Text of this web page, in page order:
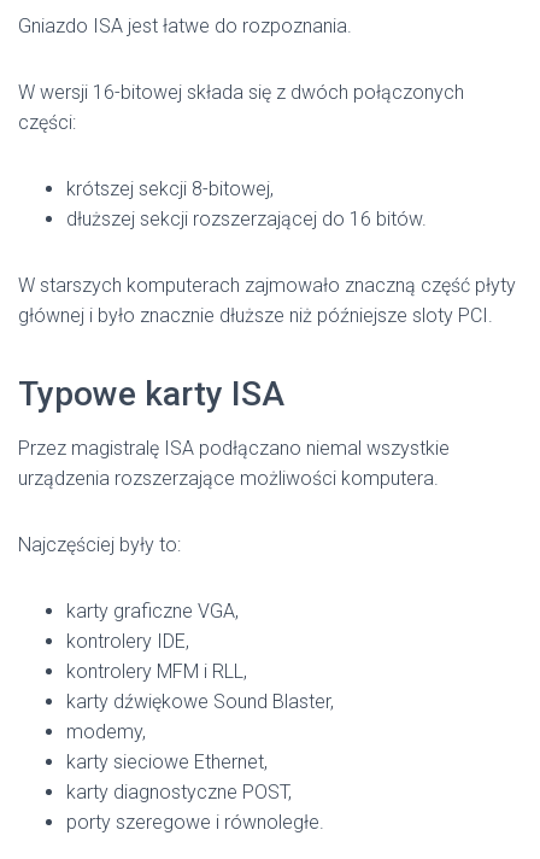
Gniazdo ISA jest łatwe do rozpoznania.
W wersji 16-bitowej składa się z dwóch połączonych
części:
krótszej sekcji 8-bitowej,
dłuższej sekcji rozszerzającej do 16 bitów.
W starszych komputerach zajmowało znaczną część płyty
głównej i było znacznie dłuższe niż późniejsze sloty PCI.
Typowe karty ISA
Przez magistralę ISA podłączano niemal wszystkie
urządzenia rozszerzające możliwości komputera.
Najczęściej były to:
karty graficzne VGA,
kontrolery IDE,
kontrolery MFM i RLL,
karty dźwiękowe Sound Blaster,
modemy,
karty sieciowe Ethernet,
karty diagnostyczne POST,
porty szeregowe i równoległe.